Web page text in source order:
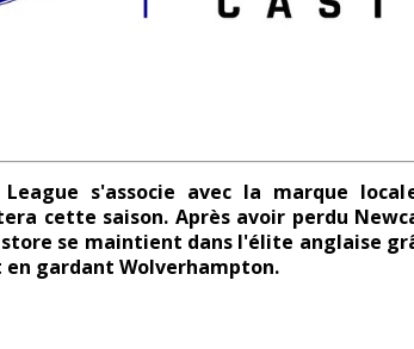
s'associe avec la marque
cette saison. Après avoir perdu
se maintient dans l'élite anglaise
en gardant Wolverhampton.